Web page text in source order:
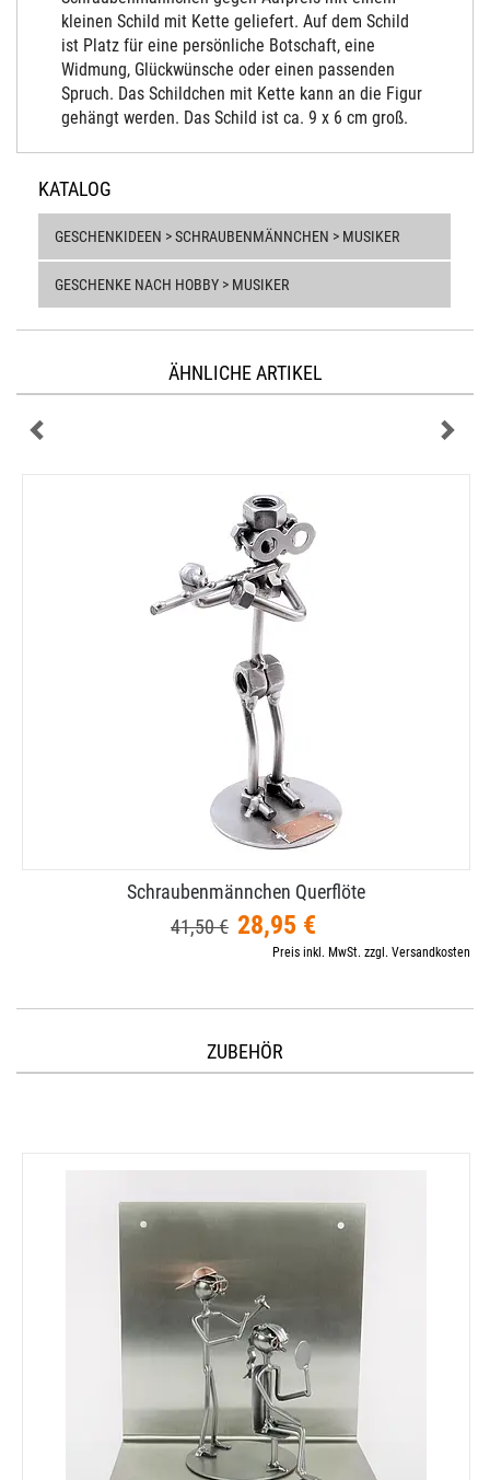
kleinen Schild mit Kette geliefert. Auf dem Schild
ist Platz für eine persönliche Botschaft, eine
Widmung, Glückwünsche oder einen passenden
Spruch. Das Schildchen mit Kette kann an die Figur
gehängt werden. Das Schild ist ca. 9 x 6 cm groß.
KATALOG
GESCHENKIDEEN > SCHRAUBENMÄNNCHEN > MUSIKER
GESCHENKE NACH HOBBY > MUSIKER
ÄHNLICHE ARTIKEL
Schraubenmännchen Querflöte
41,50 € 28,95 €
Preis inkl. MwSt. zzgl. Versandkosten
ZUBEHÖR